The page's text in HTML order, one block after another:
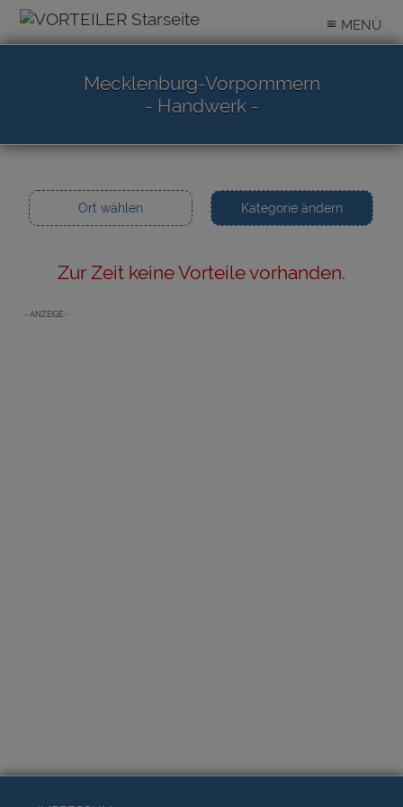
≡ MENÜ
Mecklenburg-Vorpommern
- Handwerk -
Ort wählen Kategorie ändern
Zur Zeit keine Vorteile vorhanden.
- ANZEIGE -